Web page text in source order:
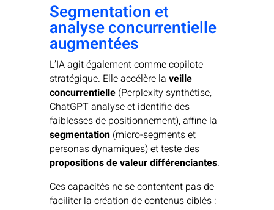
Segmentation et
analyse concurrentielle
augmentées
L’IA agit également comme copilote
stratégique. Elle accélère la veille
concurrentielle(Perplexity synthétise,
ChatGPT analyse et identifie des
faiblesses de positionnement), affine la
segmentation(micro-segments et
personas dynamiques) et teste des
propositions de valeur différenciantes.
Ces capacités ne se contentent pas de
faciliter la création de contenus ciblés :